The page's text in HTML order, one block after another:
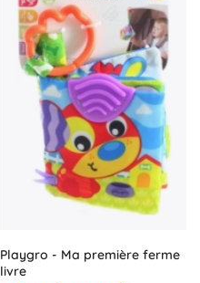
Playgro - Ma première ferme
livre